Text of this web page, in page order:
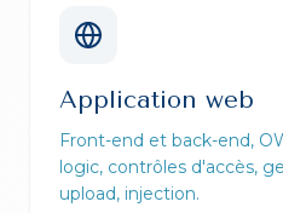
Application web
Front-end et back-end,
logic, contrôles d'accès,
upload, injection.